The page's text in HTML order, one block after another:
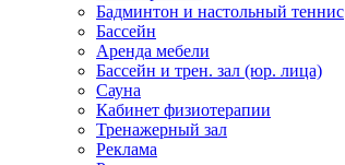
Бадминтон и настольный теннис
Бассейн
Аренда мебели
Бассейн и трен. зал (юр. лица)
Сауна
Кабинет физиотерапии
Тренажерный зал
Реклама